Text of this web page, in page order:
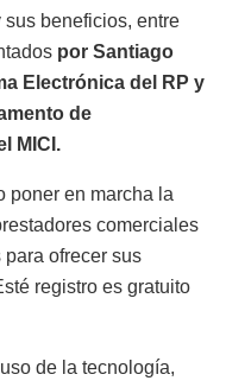
beneficios, entre
por Santiago
Electrónica del RP y
de
MICI.
poner en marcha la
comerciales
ofrecer sus
registro es gratuito
de la tecnología,